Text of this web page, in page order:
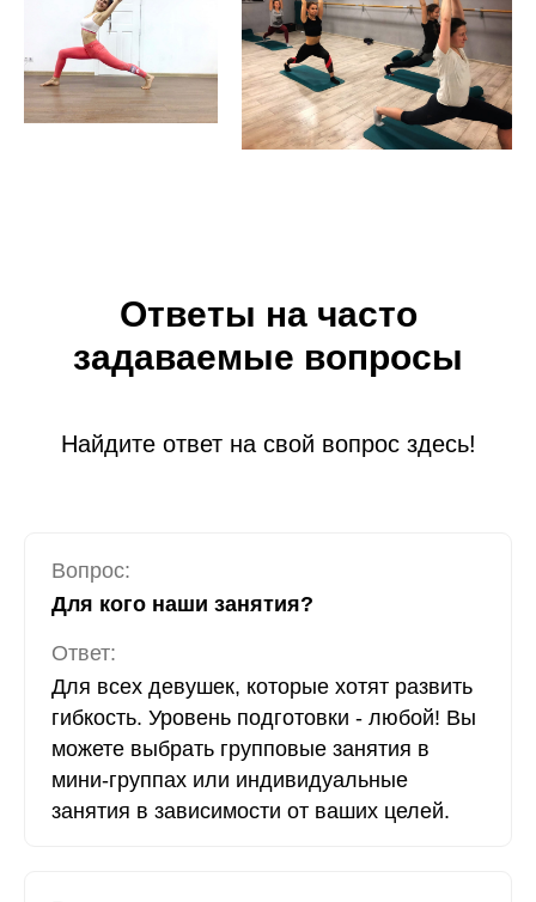
Ответы на часто
задаваемые вопросы
Найдите ответ на свой вопрос здесь!
Вопрос:
Для кого наши занятия?
Ответ:
Для всех девушек, которые хотят развить
гибкость. Уровень подготовки - любой! Вы
можете выбрать групповые занятия в
мини-группах или индивидуальные
занятия в зависимости от ваших целей.